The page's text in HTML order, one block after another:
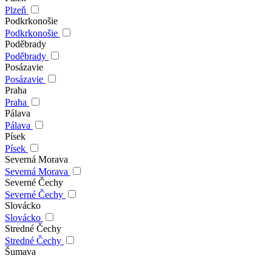
Plzeň
Podkrkonošie
Podkrkonošie
Poděbrady
Poděbrady
Posázavie
Posázavie
Praha
Praha
Pálava
Pálava
Písek
Písek
Severná Morava
Severná Morava
Severné Čechy
Severné Čechy
Slovácko
Slovácko
Stredné Čechy
Stredné Čechy
Šumava